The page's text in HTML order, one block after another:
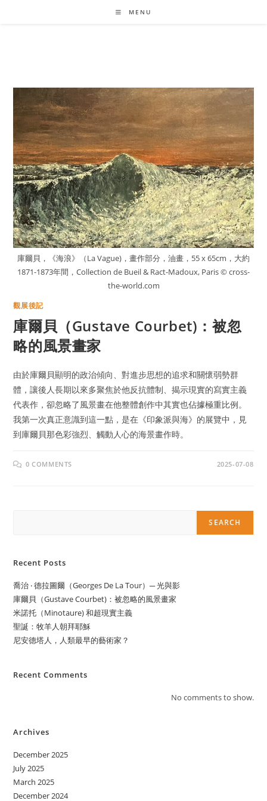
MENU
庫爾貝，《海浪》（La Vague)，畫作部分，油畫，55 x 65cm，大約
1871-1873年間，Collection de Bueil & Ract-Madoux, Paris © cross-
the-world.com
觀展後記
庫爾貝（Gustave Courbet)：被忽
略的風景畫家
由於庫爾貝顯明的政治傾向、對進步思想的追求和關懷弱勢群
體，讓後人長期以來多聚焦於他反抗體制、揭示現實的寫實主義
代表作，卻忽略了風景畫在他整體創作中其實也佔據極重比例。
我第一次真正意識到這一點，是在《印象派與海》的展覽中，見
到庫爾貝那色彩強烈、觸動人心的海景畫作時。
0 COMMENTS 2025-07-08
SEARCH
Recent Posts
喬治 ‧ 德拉圖爾（Georges De La Tour）─ 光與影
庫爾貝（Gustave Courbet)：被忽略的風景畫家
米諾托（Minotaure) 和超現實主義
聖誕：牧羊人朝拜耶穌
尼安德塔人，人類最早的藝術家？
Recent Comments
No comments to show.
Archives
December 2025
July 2025
March 2025
December 2024